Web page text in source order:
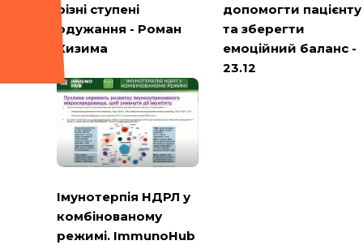
різні ступені
одужання - Роман
Кизима
допомогти пацієнту
та зберегти
емоційний баланс -
23.12
Імунотерпія НДРЛ у
комбінованому
режимі. ImmunoHub